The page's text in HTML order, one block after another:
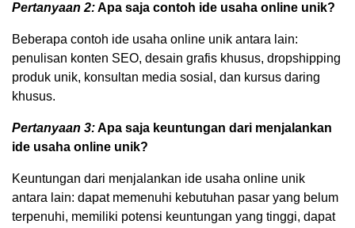
Pertanyaan 2:Apa saja contoh ide usaha online unik?
Beberapa contoh ide usaha online unik antara lain:
penulisan konten SEO, desain grafis khusus, dropshipping
produk unik, konsultan media sosial, dan kursus daring
khusus.
Pertanyaan 3:Apa saja keuntungan dari menjalankan
ide usaha online unik?
Keuntungan dari menjalankan ide usaha online unik
antara lain: dapat memenuhi kebutuhan pasar yang belum
terpenuhi, memiliki potensi keuntungan yang tinggi, dapat